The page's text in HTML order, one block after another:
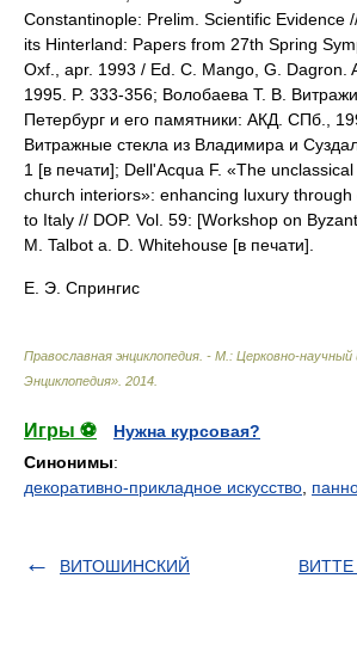
Constantinople: Prelim. Scientific Evidence
its Hinterland: Papers from 27th Spring
Oxf., apr. 1993 / Ed. C. Mango, G. Dagron.
1995. P. 333-356; Волобаева Т. В.
Петербург и его памятники: АКД. СПб.,
Витражные стекла из Владимира и
1 [в печати]; Dell'Acqua F. «The
church interiors»: enhancing luxury
to Italy // DOP. Vol. 59: [Workshop on
M. Talbot a. D. Whitehouse [в печати].
Е. Э. Спрингис
Православная энциклопедия. - М.: Церковно-
Энциклопедия» 2014
Игры ⚽
Нужна курсовая?
Синонимы:
декоративно-прикладное искусство
ВИТОШИНСКИЙ ВИТТЕ